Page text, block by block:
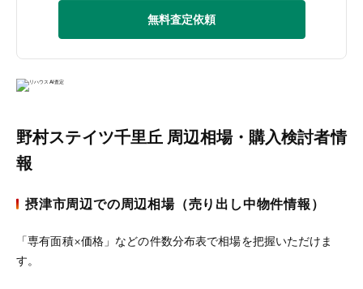
無料査定依頼
野村ステイツ千里丘 周辺相場・購入検討者情
報
摂津市周辺での周辺相場（売り出し中物件情報）
「専有面積×価格」などの件数分布表で相場を把握いただけま
す。